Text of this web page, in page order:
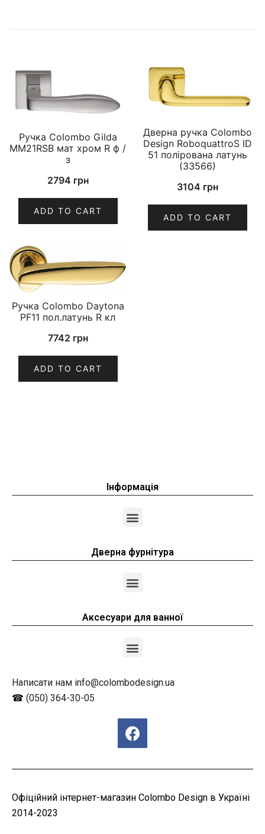
Ручка Colombo Gilda
MM21RSB мат хром R ф /
з
2794 грн
ADD TO CART
Дверна ручка Colombo
Design RoboquattroS ID
51 полірована латунь
(33566)
3104 грн
ADD TO CART
Ручка Colombo Daytona
PF11 пол.латунь R кл
7742 грн
ADD TO CART
Інформація
Дверна фурнітура
Аксесуари для ванної
Написати нам info@colombodesign.ua
☎ (050) 364-30-05
Офіційний інтернет-магазин Colombo Design в Україні
2014-2023